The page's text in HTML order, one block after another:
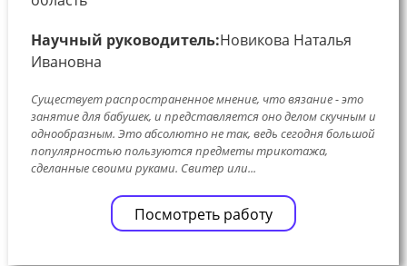
Научный руководитель:Новикова Наталья
Ивановна
Существует распространенное мнение, что вязание - это
занятие для бабушек, и представляется оно делом скучным и
однообразным. Это абсолютно не так, ведь сегодня большой
популярностью пользуются предметы трикотажа,
сделанные своими руками. Свитер или...
Посмотреть работу